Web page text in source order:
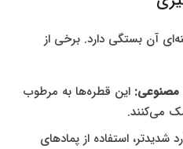
آن بستگی دارد. برخی از
مصنوعی: این قطره‌ها به مرطوب
می‌کنند.
شدیدتر، استفاده از پمادهای